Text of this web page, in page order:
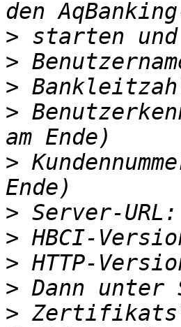
>
>
>
>
>
> Server-URL:
>
>
>
>